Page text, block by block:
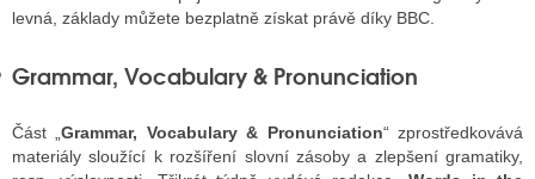
levná, základy můžete bezplatně získat právě díky BBC.
Grammar, Vocabulary & Pronunciation
Část „Grammar, Vocabulary & Pronunciation“ zprostředkovává
materiály sloužící k rozšíření slovní zásoby a zlepšení gramatiky,